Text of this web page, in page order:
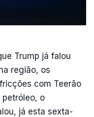
Trump já falou
região, os
com Teerão
o
já esta sexta-